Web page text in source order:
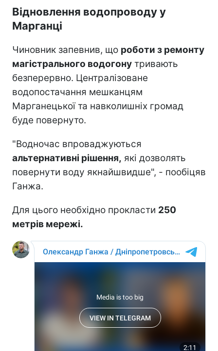
Відновлення водопроводу у
Марганці
Чиновник запевнив, що роботи з ремонту
магістрального водогону тривають
безперервно. Централізоване
водопостачання мешканцям
Марганецької та навколишніх громад
буде повернуто.
"Водночас впроваджуються
альтернативні рішення, які дозволять
повернути воду якнайшвидше", - пообіцяв
Ганжа.
Для цього необхідно прокласти 250
метрів мережі.